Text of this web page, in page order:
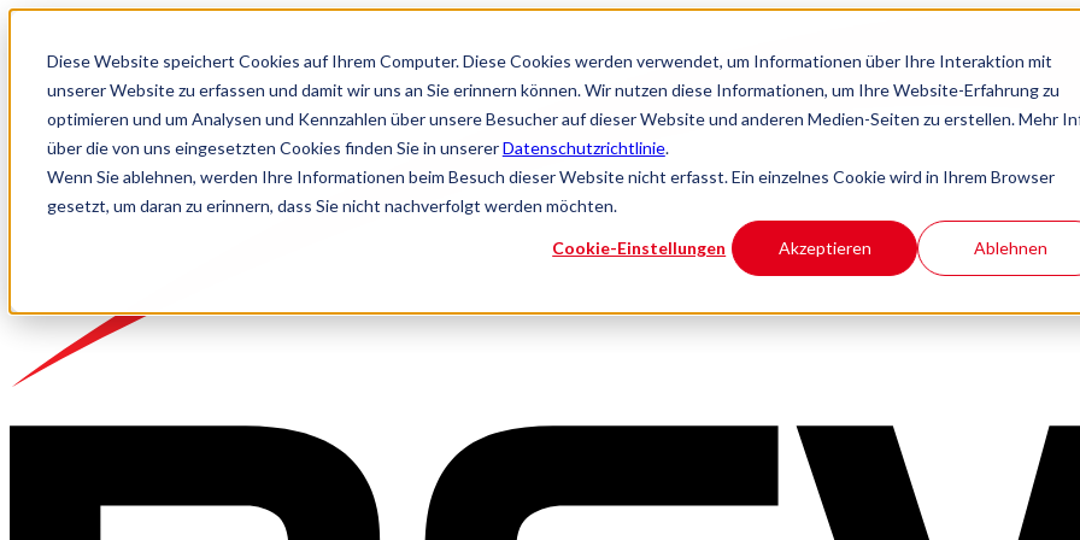
Diese Website speichert Cookies auf Ihrem Computer. Diese Cookies werden verwendet, um Informationen über Ihre Interaktion mit
unserer Website zu erfassen und damit wir uns an Sie erinnern können. Wir nutzen diese Informationen, um Ihre Website-Erfahrung zu
optimieren und um Analysen und Kennzahlen über unsere Besucher auf dieser Website und anderen Medien-Seiten zu erstellen. Mehr
über die von uns eingesetzten Cookies finden Sie in unsererDatenschutzrichtlinie.
Wenn Sie ablehnen, werden Ihre Informationen beim Besuch dieser Website nicht erfasst. Ein einzelnes Cookie wird in Ihrem Browser
gesetzt, um daran zu erinnern, dass Sie nicht nachverfolgt werden möchten.
Cookie-Einstellungen Akzeptieren Ablehnen